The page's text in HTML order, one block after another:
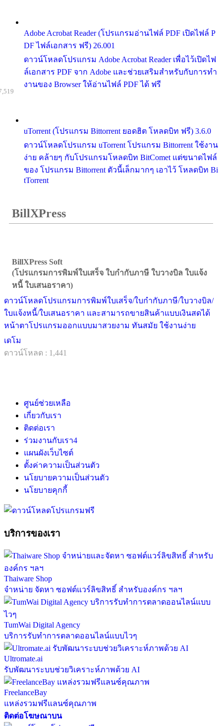
Adobe Acrobat Reader (โปรแกรมอ่านไฟล์ PDF เปิดไฟล์ P
DF ไฟล์เอกสาร ฟรี) 26.001
ดาวน์โหลดโปรแกรม Adobe Acrobat Reader เพื่อไว้เปิดไฟ
ล์เอกสาร PDF จาก Adobe และช่วยเสริมสำหรับกับการทำ
งานของ Browser ให้อ่านไฟล์ PDF ได้ ฟรี
uTorrent (โปรแกรม Bittorrent ยอดฮิต โหลดบิท ฟรี) 3.6.0
ดาวน์โหลดโปรแกรม uTorrent โปรแกรม Bittorrent ใช้งาน
ง่าย คล้ายๆ กับโปรแกรมโหลดบิท BitComet แต่ขนาดไฟล์
ของ โปรแกรม Bittorrent ตัวนี้เล็กมากๆ เอาไว้ โหลดบิท Bi
tTorrent
BillXPress
BillXPress Soft
(โปรแกรมการพิมพ์ใบเสร็จ ใบกำกับภาษี ใบวางบิล ใบแจ้ง
หนี้ ใบเสนอราคา)
ดาวน์โหลดโปรแกรมการพิมพ์ใบเสร็จ/ใบกำกับภาษี/ใบวางบิล/
ใบแจ้งหนี้/ใบเสนอราคา และสามารถขายสินค้าแบบเงินสดได้
หน้าตาโปรแกรมออกแบบมาสวยงาม ทันสมัย ใช้งานง่าย
เดโม
ดาวน์โหลด : 1,441
ศูนย์ช่วยเหลือ
เกี่ยวกับเรา
ติดต่อเรา
ร่วมงานกับเรา4
แผนผังเว็บไซต์
ตั้งค่าความเป็นส่วนตัว
นโยบายความเป็นส่วนตัว
นโยบายคุกกี้
บริการของเรา
Thaiware Shop
จำหน่าย จัดหา ซอฟต์แวร์ลิขสิทธิ์ สำหรับองค์กร ฯลฯ
TumWai Digital Agency
บริการรับทำการตลาดออนไลน์แบบไวๆ
Ultromate.ai
รับพัฒนาระบบช่วยวิเคราะห์ภาพด้วย AI
FreelanceBay
แหล่งรวมฟรีแลนซ์คุณภาพ
ติดต่อโฆษณาบน